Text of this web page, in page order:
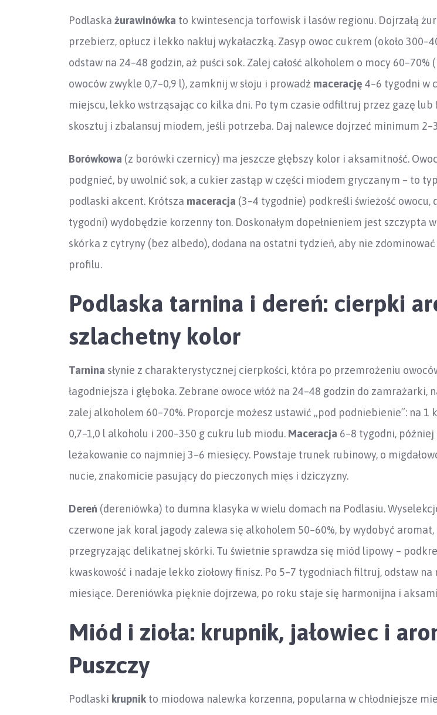
Podlaska żurawinówka to kwintesencja torfowisk i lasów regionu. Dojrzałą
przebierz, opłucz i lekko nakłuj wykałaczką. Zasyp owoc cukrem (około
odstaw na 24–48 godzin, aż puści sok. Zalej całość alkoholem o mocy 60–70%
owoców zwykle 0,7–0,9 l), zamknij w słoju i prowadź macerację 4–6 tygodni w
miejscu, lekko wstrząsając co kilka dni. Po tym czasie odfiltruj przez gazę lub
skosztuj i zbalansuj miodem, jeśli potrzeba. Daj nalewce dojrzeć minimum
Borówkowa (z borówki czernicy) ma jeszcze głębszy kolor i aksamitność.
podgnieć, by uwolnić sok, a cukier zastąp w części miodem gryczanym – to
podlaski akcent. Krótsza maceracja (3–4 tygodnie) podkreśli świeżość owocu,
tygodni) wydobędzie korzenny ton. Doskonałym dopełnieniem jest szczypta
skórka z cytryny (bez albedo), dodana na ostatni tydzień, aby nie
profilu.
Podlaska tarnina i dereń: cierpki
szlachetny kolor
Tarnina słynie z charakterystycznej cierpkości, która po przemrożeniu
łagodniejsza i głęboka. Zebrane owoce włóż na 24–48 godzin do zamrażarki,
zalej alkoholem 60–70%. Proporcje możesz ustawić „pod podniebienie”: na 1
0,7–1,0 l alkoholu i 200–350 g cukru lub miodu. Maceracja 6–8 tygodni,
leżakowanie co najmniej 3–6 miesięcy. Powstaje trunek rubinowy, o
nucie, znakomicie pasujący do pieczonych mięs i dziczyzny.
Dereń (dereniówka) to dumna klasyka w wielu domach na Podlasiu.
czerwone jak koral jagody zalewa się alkoholem 50–60%, by wydobyć aromat,
przegryzając delikatnej skórki. Tu świetnie sprawdza się miód lipowy –
kwaskowość i nadaje lekko ziołowy finisz. Po 5–7 tygodniach filtruj, odstaw na
miesiące. Dereniówka pięknie dojrzewa, po roku staje się harmonijna i
Miód i zioła: krupnik, jałowiec i
Puszczy
Podlaski krupnik to miodowa nalewka korzenna, popularna w chłodniejsze